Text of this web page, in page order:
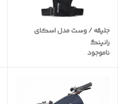
جلیقه / وست مدل اسکای
رانینگ
ناموجود